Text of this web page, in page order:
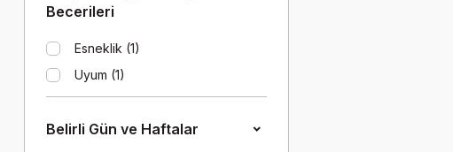
Becerileri
Esneklik (1)
Uyum (1)
Belirli Gün ve Haftalar